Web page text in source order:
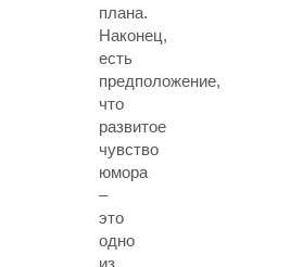
плана.
Наконец,
есть
предположение,
что
развитое
чувство
юмора
–
это
одно
из